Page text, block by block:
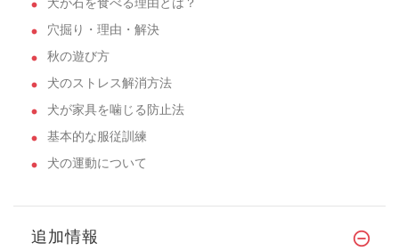
穴掘り・理由・解決
秋の遊び方
犬のストレス解消方法
犬が家具を噛じる防止法
基本的な服従訓練
犬の運動について
追加情報